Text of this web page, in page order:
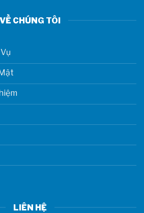
VỀ CHÚNG TÔI
LIÊN HỆ